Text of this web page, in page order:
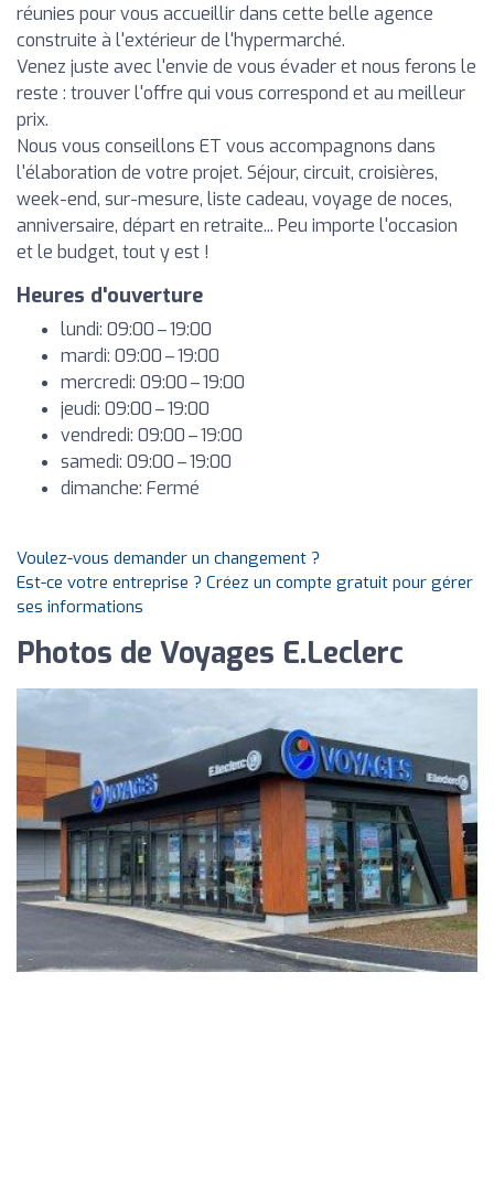
réunies pour vous accueillir dans cette belle agence
construite à l'extérieur de l'hypermarché.
Venez juste avec l'envie de vous évader et nous ferons le
reste : trouver l'offre qui vous correspond et au meilleur
prix.
Nous vous conseillons ET vous accompagnons dans
l'élaboration de votre projet. Séjour, circuit, croisières,
week-end, sur-mesure, liste cadeau, voyage de noces,
anniversaire, départ en retraite... Peu importe l'occasion
et le budget, tout y est !
Heures d'ouverture
lundi: 09:00 – 19:00
mardi: 09:00 – 19:00
mercredi: 09:00 – 19:00
jeudi: 09:00 – 19:00
vendredi: 09:00 – 19:00
samedi: 09:00 – 19:00
dimanche: Fermé
Voulez-vous demander un changement ?
Est-ce votre entreprise ? Créez un compte gratuit pour gérer
ses informations
Photos de Voyages E.Leclerc